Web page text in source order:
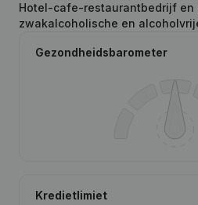
Hotel-cafe-restaurantbedrijf en
zwakalcoholische en
Gezondheidsbarometer
Kredietlimiet